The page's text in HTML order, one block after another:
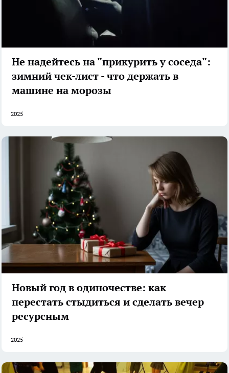
Не надейтесь на "прикурить у соседа":
зимний чек-лист - что держать в
машине на морозы
2025
Новый год в одиночестве: как
перестать стыдиться и сделать вечер
ресурсным
2025